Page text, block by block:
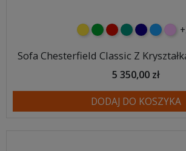
żółtyzielonyczerwony
turkusowy
granatowy
Sofa Chesterfield Classic Z
5 350,00 zł
DODAJ DO KOSZYKA